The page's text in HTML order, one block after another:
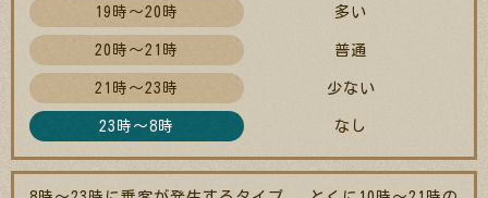
19時～20時 多い
20時～21時 普通
21時～23時 少ない
23時～8時 なし